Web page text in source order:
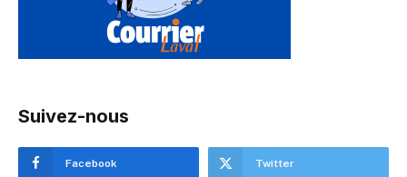
Suivez-nous
Facebook Twitter